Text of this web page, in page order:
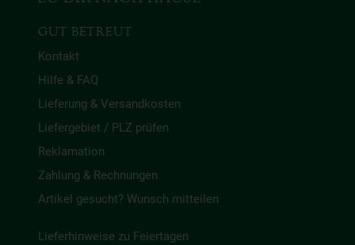
GUT BETREUT
Kontakt
Hilfe & FAQ
Lieferung & Versandkosten
Liefergebiet / PLZ prüfen
Reklamation
Zahlung & Rechnungen
Artikel gesucht? Wunsch mitteilen
Lieferhinweise zu Feiertagen